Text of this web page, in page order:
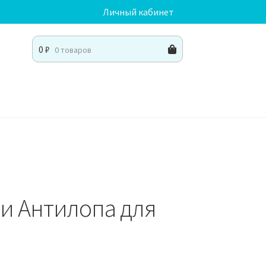
Личный кабинет
0 ₽ 0 товаров
Антилопа для